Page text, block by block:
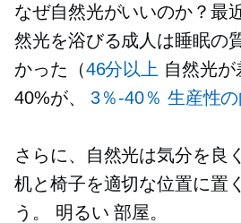
なぜ自然光がいいのか？最
然光を浴びる成人は睡眠の
かった（46分以上 自然光が
40%が、3％-40％ 生産性
さらに、自然光は気分を良
机と椅子を適切な位置に置
う。 明るい 部屋。